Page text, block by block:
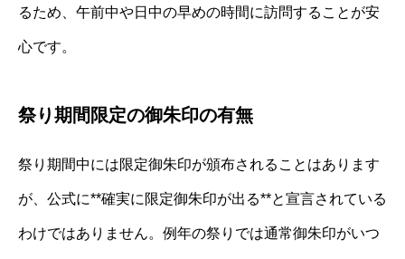
るため、午前中や日中の早めの時間に訪問することが安
心です。
祭り期間限定の御朱印の有無
祭り期間中には限定御朱印が頒布されることはあります
が、公式に**確実に限定御朱印が出る**と宣言されている
わけではありません。例年の祭りでは通常御朱印がいつ